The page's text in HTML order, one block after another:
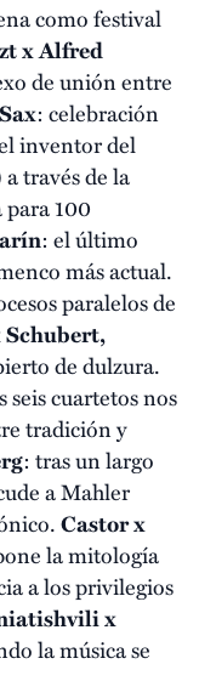
como festival
x Alfred
de unión entre
: celebración
inventor del
través de la
100
: el último
más actual.
paralelos de
Schubert,
de dulzura.
cuartetos nos
tradición y
: tras un largo
a Mahler
Castor x
la mitología
a los privilegios
x
la música se